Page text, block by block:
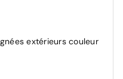
extérieurs couleur